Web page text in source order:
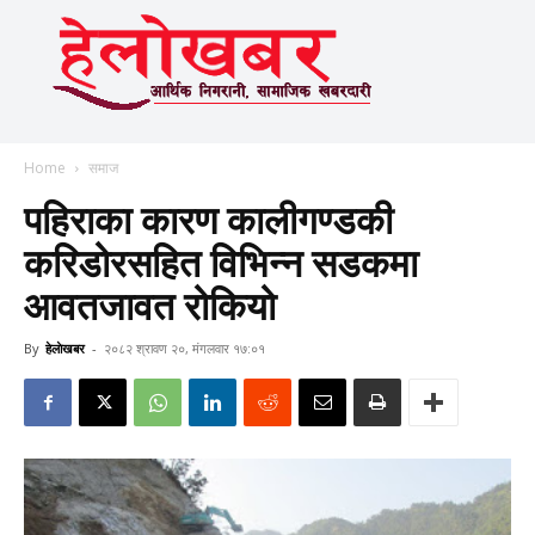
Home समाज
पहिराका कारण कालीगण्डकी
करिडोरसहित विभिन्न सडकमा
आवतजावत रोकियो
By हेलाेखबर - २०८२ श्रावण २०, मंगलवार १७:०१